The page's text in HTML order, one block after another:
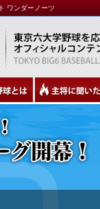
ワンダーノーツ